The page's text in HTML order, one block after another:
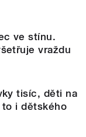
ve stínu.
vraždu
tisíc, děti na
i dětského